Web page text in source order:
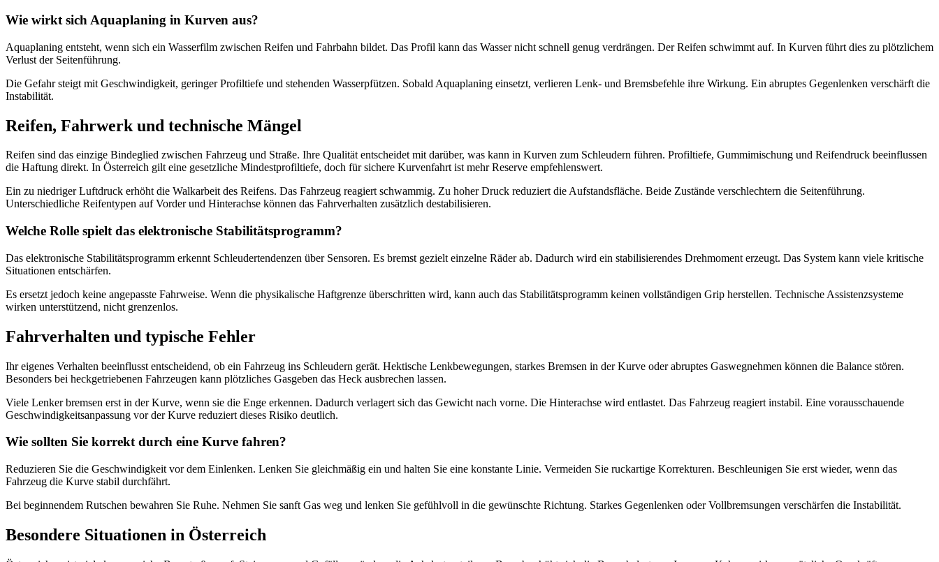
Wie wirkt sich Aquaplaning in Kurven aus?
Aquaplaning entsteht, wenn sich ein Wasserfilm zwischen Reifen und Fahrbahn bildet. Das Profil kann das Wasser nicht schnell genug verdrängen. Der Reifen schwimmt auf. In Kurven führt dies zu plötzlichem
Verlust der Seitenführung.
Die Gefahr steigt mit Geschwindigkeit, geringer Profiltiefe und stehenden Wasserpfützen. Sobald Aquaplaning einsetzt, verlieren Lenk- und Bremsbefehle ihre Wirkung. Ein abruptes Gegenlenken verschärft die
Instabilität.
Reifen, Fahrwerk und technische Mängel
Reifen sind das einzige Bindeglied zwischen Fahrzeug und Straße. Ihre Qualität entscheidet mit darüber, was kann in Kurven zum Schleudern führen. Profiltiefe, Gummimischung und Reifendruck beeinflussen
die Haftung direkt. In Österreich gilt eine gesetzliche Mindestprofiltiefe, doch für sichere Kurvenfahrt ist mehr Reserve empfehlenswert.
Ein zu niedriger Luftdruck erhöht die Walkarbeit des Reifens. Das Fahrzeug reagiert schwammig. Zu hoher Druck reduziert die Aufstandsfläche. Beide Zustände verschlechtern die Seitenführung.
Unterschiedliche Reifentypen auf Vorder und Hinterachse können das Fahrverhalten zusätzlich destabilisieren.
Welche Rolle spielt das elektronische Stabilitätsprogramm?
Das elektronische Stabilitätsprogramm erkennt Schleudertendenzen über Sensoren. Es bremst gezielt einzelne Räder ab. Dadurch wird ein stabilisierendes Drehmoment erzeugt. Das System kann viele kritische
Situationen entschärfen.
Es ersetzt jedoch keine angepasste Fahrweise. Wenn die physikalische Haftgrenze überschritten wird, kann auch das Stabilitätsprogramm keinen vollständigen Grip herstellen. Technische Assistenzsysteme
wirken unterstützend, nicht grenzenlos.
Fahrverhalten und typische Fehler
Ihr eigenes Verhalten beeinflusst entscheidend, ob ein Fahrzeug ins Schleudern gerät. Hektische Lenkbewegungen, starkes Bremsen in der Kurve oder abruptes Gaswegnehmen können die Balance stören.
Besonders bei heckgetriebenen Fahrzeugen kann plötzliches Gasgeben das Heck ausbrechen lassen.
Viele Lenker bremsen erst in der Kurve, wenn sie die Enge erkennen. Dadurch verlagert sich das Gewicht nach vorne. Die Hinterachse wird entlastet. Das Fahrzeug reagiert instabil. Eine vorausschauende
Geschwindigkeitsanpassung vor der Kurve reduziert dieses Risiko deutlich.
Wie sollten Sie korrekt durch eine Kurve fahren?
Reduzieren Sie die Geschwindigkeit vor dem Einlenken. Lenken Sie gleichmäßig ein und halten Sie eine konstante Linie. Vermeiden Sie ruckartige Korrekturen. Beschleunigen Sie erst wieder, wenn das
Fahrzeug die Kurve stabil durchfährt.
Bei beginnendem Rutschen bewahren Sie Ruhe. Nehmen Sie sanft Gas weg und lenken Sie gefühlvoll in die gewünschte Richtung. Starkes Gegenlenken oder Vollbremsungen verschärfen die Instabilität.
Besondere Situationen in Österreich